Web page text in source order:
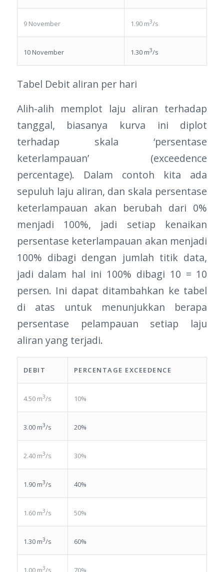
9 November 1.90 m3/s
10 November 1.30 m3/s
Tabel Debit aliran per hari
Alih-alih memplot laju aliran terhadap
tanggal, biasanya kurva ini diplot
terhadap skala ‘persentase
keterlampauan’ (exceedence
percentage). Dalam contoh kita ada
sepuluh laju aliran, dan skala persentase
keterlampauan akan berubah dari 0%
menjadi 100%, jadi setiap kenaikan
persentase keterlampauan akan menjadi
100% dibagi dengan jumlah titik data,
jadi dalam hal ini 100% dibagi 10 = 10
persen. Ini dapat ditambahkan ke tabel
di atas untuk menunjukkan berapa
persentase pelampauan setiap laju
aliran yang terjadi.
DEBIT PERCENTAGE EXCEEDENCE
4.50 m3/s 10%
3.00 m3/s 20%
2.40 m3/s 30%
1.90 m3/s 40%
1.60 m3/s 50%
1.30 m3/s 60%
1.00 m3/s 70%